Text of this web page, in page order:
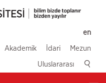
en
Akademik İdari Mezun
Uluslararası